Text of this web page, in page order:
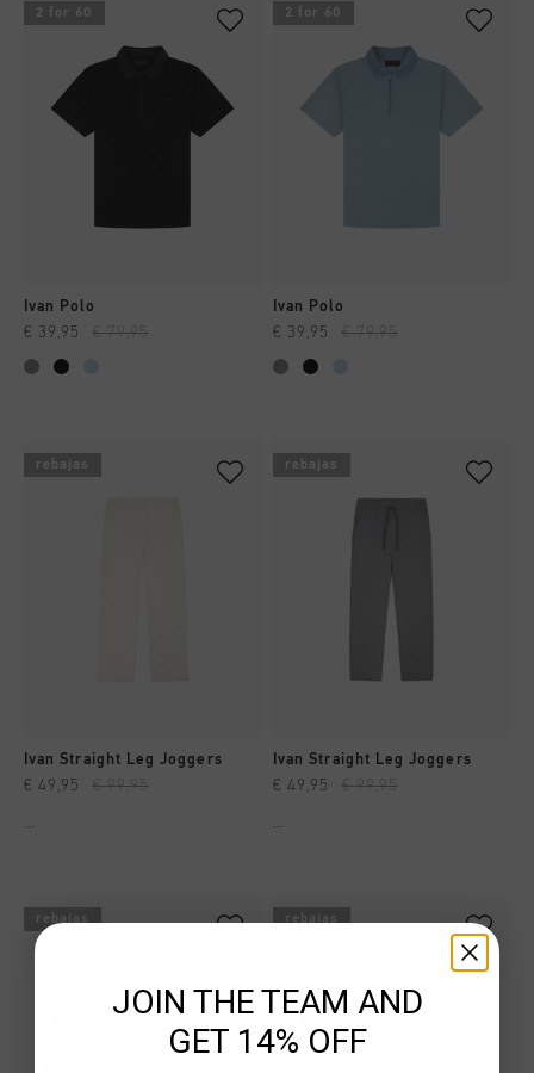
2 for 60
Ivan Polo
€ 39,95 € 79,95
2 for 60
Ivan Polo
€ 39,95 € 79,95
rebajas
Ivan Straight Leg Joggers
€ 49,95 € 99,95
...
rebajas
Ivan Straight Leg Joggers
€ 49,95 € 99,95
...
rebajas rebajas
JOIN THE TEAM AND
GET 14% OFF